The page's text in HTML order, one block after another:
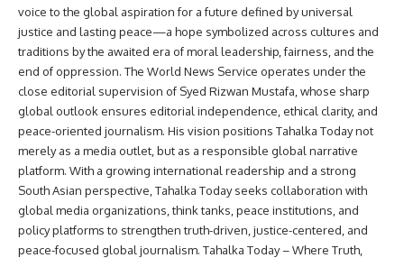
voice to the global aspiration for a future defined by universal
justice and lasting peace—a hope symbolized across cultures and
traditions by the awaited era of moral leadership, fairness, and the
end of oppression. The World News Service operates under the
close editorial supervision of Syed Rizwan Mustafa, whose sharp
global outlook ensures editorial independence, ethical clarity, and
peace-oriented journalism. His vision positions Tahalka Today not
merely as a media outlet, but as a responsible global narrative
platform. With a growing international readership and a strong
South Asian perspective, Tahalka Today seeks collaboration with
global media organizations, think tanks, peace institutions, and
policy platforms to strengthen truth-driven, justice-centered, and
peace-focused global journalism. Tahalka Today – Where Truth,